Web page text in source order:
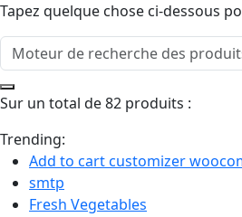
Tapez quelque chose ci-dessous
Sur un total de 82 produits :
Trending:
Add to cart customizer
smtp
Fresh Vegetables